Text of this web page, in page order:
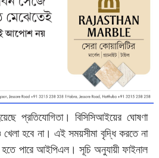
প্রতিযোগিতা। বিসিসিআইয়ের ঘোষণা
হবে না। এই সময়সীমা বৃদ্ধি করতে না
পারে আইপিএল। সূচি অনুযায়ী ফাইনাল